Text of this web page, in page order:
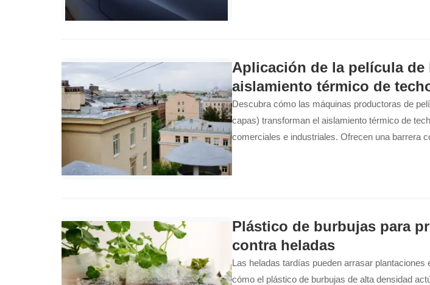
Aplicación de la película de
aislamiento térmico de
Descubra cómo las máquinas productoras de
capas) transforman el aislamiento térmico de
comerciales e industriales. Ofrecen una barrera
ahorro energético...
Plástico de burbujas para
contra heladas
Las heladas tardías pueden arrasar
cómo el plástico de burbujas de alta densidad